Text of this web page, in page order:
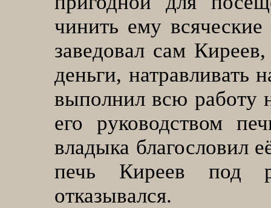
чинить ему
заведовал сам
деньги, натравливать
выполнил всю работу
его руководством
владыка благословил
печь Киреев под
отказывался.